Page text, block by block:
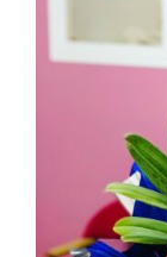
DETALLES